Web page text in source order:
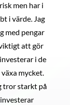
men har i
i värde. Jag
med pengar
att gör
i de
mycket.
tror starkt på